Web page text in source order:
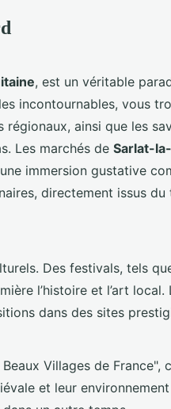
, est un véritable
incontournables, vous
ainsi que les
Les marchés de Sarlat-
immersion gustative
directement issus du
Des festivals, tels
l’histoire et l’art local.
dans des sites
Villages de France",
et leur